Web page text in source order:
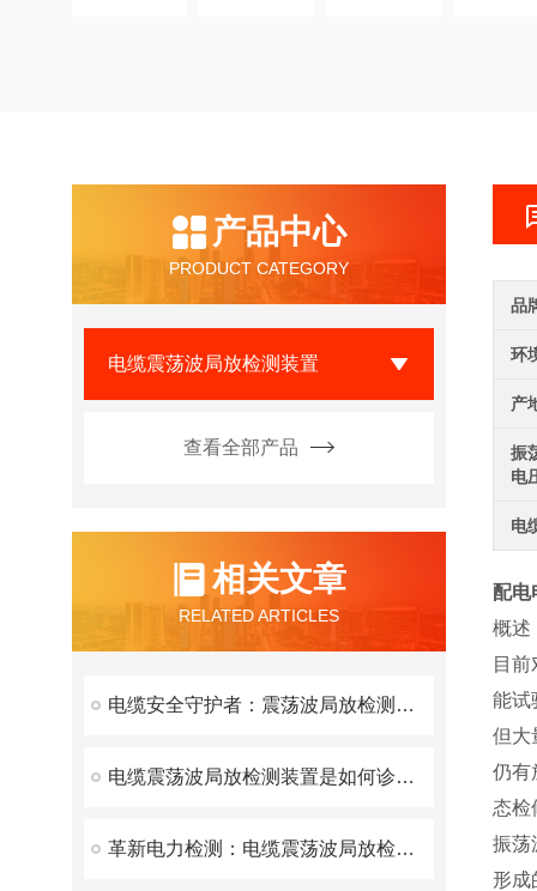
产品中心
PRODUCT CATEGORY
电缆震荡波局放检测装置
查看全部产品
相关文章
RELATED ARTICLES
电缆安全守护者：震荡波局放检测装置的创新之旅
电缆震荡波局放检测装置是如何诊断和定位的？
革新电力检测：电缆震荡波局放检测装置的性能与创新特点
品
环
产
振
电
电
配电
概述
目
能试
但大
仍有
态检
振荡
形成